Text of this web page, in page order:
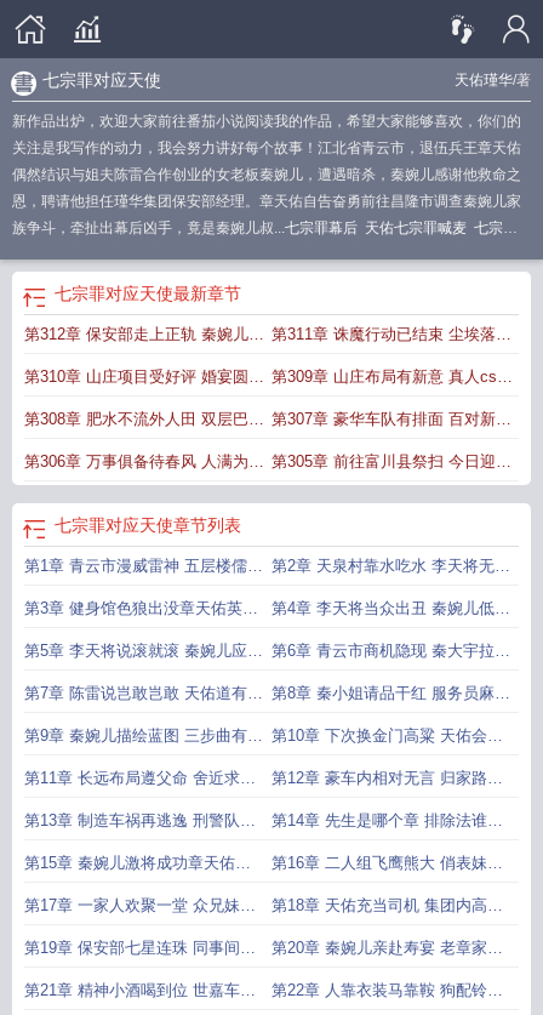
天佑瑾华/著
七宗罪对应天使
新作品出炉，欢迎大家前往番茄小说阅读我的作品，希望大家能够喜欢，你们的
关注是我写作的动力，我会努力讲好每个故事！江北省青云市，退伍兵王章天佑
偶然结识与姐夫陈雷合作创业的女老板秦婉儿，遭遇暗杀，秦婉儿感谢他救命之
恩，聘请他担任瑾华集团保安部经理。章天佑自告奋勇前往昌隆市调查秦婉儿家
族争斗，牵扯出幕后凶手，竟是秦婉儿叔...七宗罪幕后 天佑七宗罪喊麦 七宗罪
最后结局 七宗罪对应的天使 七宗罪天主教详解
宗罪是天生的吗
的七个天使七宗罪李天笑
七宗罪对应天使最新章节
第312章 保安部走上正轨 秦婉儿远
走他国
第311章 诛魔行动已结束 尘埃落定
终是空
第310章 山庄项目受好评 婚宴圆满
酒香溢
第309章 山庄布局有新意 真人cs是
卖点
第308章 肥水不流外人田 双层巴士
太吸睛
第307章 豪华车队有排面 百对新人
喜开怀
第306章 万事俱备待春风 人满为患
超预期
第305章 前往富川县祭扫 今日迎客
酒醉人
七宗罪对应天使章节列表
第1章 青云市漫威雷神 五层楼儒商
陈雷
第2章 天泉村靠水吃水 李天将无法
无天
第3章 健身馆色狼出没章天佑英雄
救美
第4章 李天将当众出丑 秦婉儿低调
出场
第5章 李天将说滚就滚 秦婉儿应邀
入席
第6章 青云市商机隐现 秦大宇拉拢
陈雷
第7章 陈雷说岂敢岂敢 天佑道有鬼
有鬼
第8章 秦小姐请品干红 服务员麻烦
上饭
第9章 秦婉儿描绘蓝图 三步曲有备
而来
第10章 下次换金门高粱 天佑会保
您安全
第11章 长远布局遵父命 舍近求远
来健身
第12章 豪车内相对无言 归家路险
象环生
第13章 制造车祸再逃逸 刑警队长
亲上阵
第14章 先生是哪个章 排除法谁最
有利
第15章 秦婉儿激将成功章天佑送
货上门
第16章 二人组飞鹰熊大 俏表妹萝
莉海棠
第17章 一家人欢聚一堂 众兄妹调
侃天佑
第18章 天佑充当司机 集团内高管
初见
第19章 保安部七星连珠 同事间各
怀心思
第20章 秦婉儿亲赴寿宴 老章家受
宠若惊
第21章 精神小酒喝到位 世嘉车行 第22章 人靠衣装马靠鞍 狗配铃铛